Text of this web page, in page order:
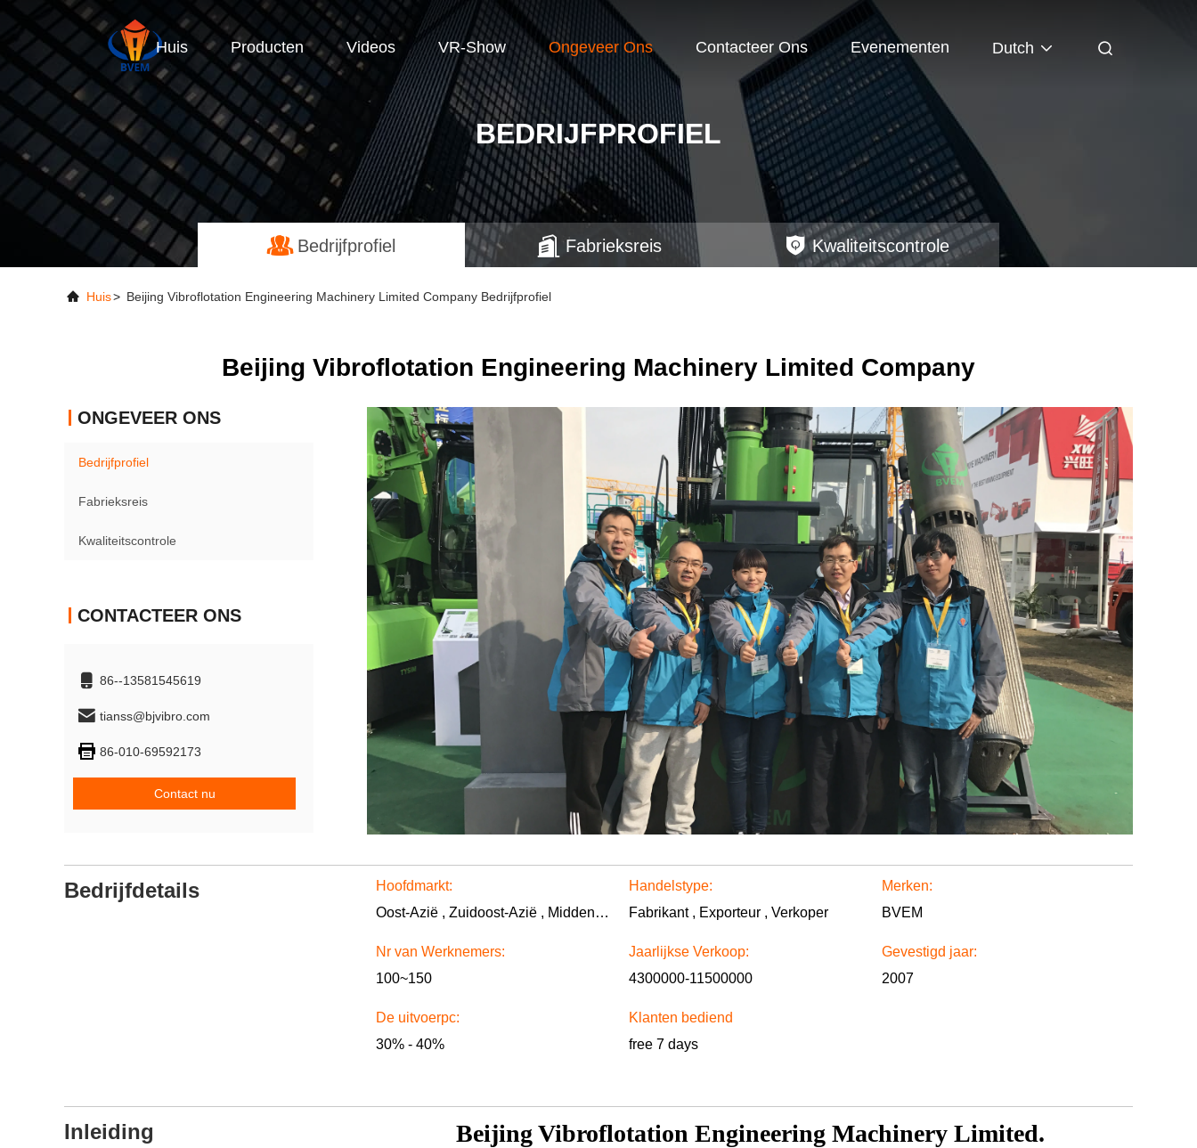
Huis Producten Videos VR-Show Ongeveer Ons Contacteer Ons Evenementen Dutch
BEDRIJFPROFIEL
Bedrijfprofiel Fabrieksreis Kwaliteitscontrole
Huis> Beijing Vibroflotation Engineering Machinery Limited Company Bedrijfprofiel
Beijing Vibroflotation Engineering Machinery Limited Company
ONGEVEER ONS
Bedrijfprofiel
Fabrieksreis
Kwaliteitscontrole
CONTACTEER ONS
86--13581545619
tianss@bjvibro.com
86-010-69592173
Contact nu
Bedrijfdetails
Hoofdmarkt:
Oost-Azië , Zuidoost-Azië , Midden-Oosten , Afrika
Handelstype:
Fabrikant , Exporteur , Verkoper
Merken:
BVEM
Nr van Werknemers:
100~150
Jaarlijkse Verkoop:
4300000-11500000
Gevestigd jaar:
2007
De uitvoerpc:
30% - 40%
Klanten bediend
free 7 days
Inleiding Beijing Vibroflotation Engineering Machinery Limited.